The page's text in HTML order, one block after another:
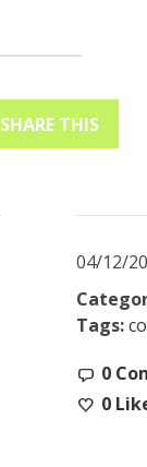
SHARE THIS
04/12/
Tags:
0
0